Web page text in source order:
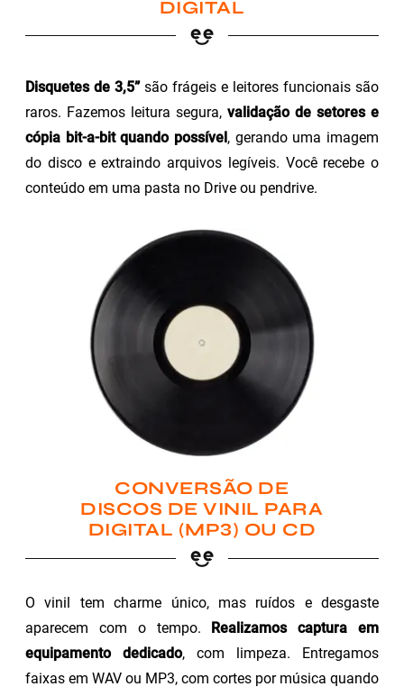
DIGITAL
Disquetes de 3,5”são frágeis e leitores funcionais são
raros. Fazemos leitura segura, validação de setores e
cópia bit-a-bit quando possível, gerando uma imagem
do disco e extraindo arquivos legíveis. Você recebe o
conteúdo em uma pasta no Drive ou pendrive.
CONVERSÃO DE
DISCOS DE VINIL PARA
DIGITAL (MP3) OU CD
O vinil tem charme único, mas ruídos e desgaste
aparecem com o tempo.
Realizamos captura em
equipamento dedicado, com limpeza. Entregamos
faixas em WAV ou MP3, com cortes por música quando